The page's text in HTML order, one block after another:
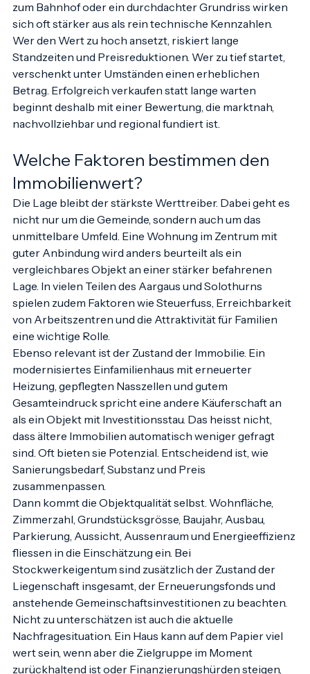
Ein ruhiges Quartier, eine gute Besonnung, die Nähe
zum Bahnhof oder ein durchdachter Grundriss wirken
sich oft stärker aus als rein technische Kennzahlen.
Wer den Wert zu hoch ansetzt, riskiert lange
Standzeiten und Preisreduktionen. Wer zu tief startet,
verschenkt unter Umständen einen erheblichen
Betrag. Erfolgreich verkaufen statt lange warten
beginnt deshalb mit einer Bewertung, die marktnah,
Welche Faktoren bestimmen den
Immobilienwert?
Die Lage bleibt der stärkste Werttreiber. Dabei geht es
nicht nur um die Gemeinde, sondern auch um das
unmittelbare Umfeld. Eine Wohnung im Zentrum mit
guter Anbindung wird anders beurteilt als ein
vergleichbares Objekt an einer stärker befahrenen
Lage. In vielen Teilen des Aargaus und Solothurns
spielen zudem Faktoren wie Steuerfuss, Erreichbarkeit
von Arbeitszentren und die Attraktivität für Familien
eine wichtige Rolle.
Ebenso relevant ist der Zustand der Immobilie. Ein
modernisiertes Einfamilienhaus mit erneuerter
Heizung, gepflegten Nasszellen und gutem
Gesamteindruck spricht eine andere Käuferschaft an
als ein Objekt mit Investitionsstau. Das heisst nicht,
dass ältere Immobilien automatisch weniger gefragt
sind. Oft bieten sie Potenzial. Entscheidend ist, wie
Sanierungsbedarf, Substanz und Preis
zusammenpassen.
Dann kommt die Objektqualität selbst. Wohnfläche,
Zimmerzahl, Grundstücksgrösse, Baujahr, Ausbau,
Parkierung, Aussicht, Aussenraum und Energieeffizienz
fliessen in die Einschätzung ein. Bei
Stockwerkeigentum sind zusätzlich der Zustand der
Liegenschaft insgesamt, der Erneuerungsfonds und
anstehende Gemeinschaftsinvestitionen zu beachten.
Nicht zu unterschätzen ist auch die aktuelle
Nachfragesituation. Ein Haus kann auf dem Papier viel
wert sein, wenn aber die Zielgruppe im Moment